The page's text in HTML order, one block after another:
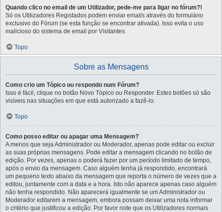
Quando clico no email de um Utilizador, pede-me para ligar no fórum?!
Só os Utilizadores Registados podem enviar emails através do formulário
exclusivo do Fórum (se esta função se encontrar ativada). Isso evita o uso
malicioso do sistema de email por Visitantes.
Topo
Sobre as Mensagens
Como crio um Tópico ou respondo num Fórum?
Isso é fácil, clique no botão Novo Tópico ou Responder. Estes botões só são
visíveis nas situações em que está autorizado a fazê-lo.
Topo
Como posso editar ou apagar uma Mensagem?
A menos que seja Administrador ou Moderador, apenas pode editar ou excluir
as suas próprias mensagens. Pode editar a mensagem clicando no botão de
edição. Por vezes, apenas o poderá fazer por um período limitado de tempo,
após o envio da mensagem. Caso alguém tenha já respondido, encontrará
um pequeno texto abaixo da mensagem que reporta o número de vezes que a
editou, juntamente com a data e a hora. Isto não aparece apenas caso alguém
não tenha respondido. Não aparecerá igualmente se um Administrador ou
Moderador editarem a mensagem, embora possam deixar uma nota informar
o critério que justificou a edição. Por favor note que os Utilizadores normais